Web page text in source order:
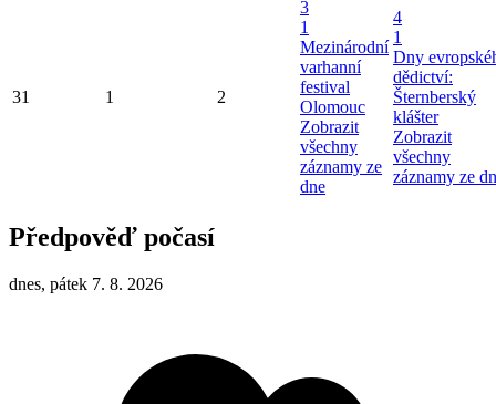
31 1 2
3
1
Mezinárodní
varhanní
festival
Olomouc
Zobrazit
všechny
záznamy ze
dne
4
1
Dny
dědictví:
Šternberský
klášter
Zobrazit
všechny
záznamy ze
Předpověď počasí
dnes, pátek 7. 8. 2026